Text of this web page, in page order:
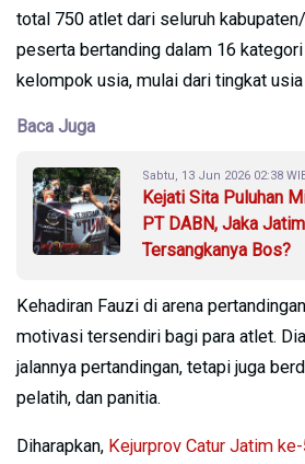
total 750 atlet dari seluruh
peserta bertanding dalam 16
kelompok usia, mulai dari tingkat
Baca Juga
Sabtu, 13 Jun 2026 02:38
Kejati Sita Puluhan
PT DABN, Jaka
Tersangkanya Bos?
Kehadiran Fauzi di arena
motivasi tersendiri bagi para atlet.
jalannya pertandingan, tetapi juga
pelatih, dan panitia.
Diharapkan, Kejurprov Catur Jatim